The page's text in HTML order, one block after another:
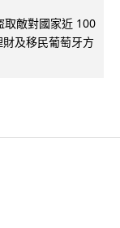
取敵對國家近 100
及移民葡萄牙方